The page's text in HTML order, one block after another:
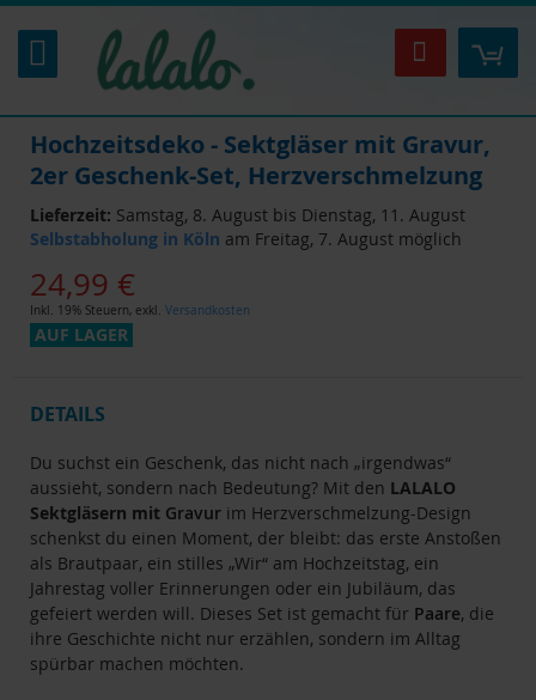
Inhalt
springen
Suche
Hochzeitsdeko - Sektgläser mit Gravur,
2er Geschenk-Set, Herzverschmelzung
Lieferzeit: Samstag, 8. August bis Dienstag, 11. August
Selbstabholung in Köln am Freitag, 7. August möglich
24,99 €
Inkl. 19% Steuern, exkl. Versandkosten
AUF LAGER
DETAILS
Du suchst ein Geschenk, das nicht nach „irgendwas“
aussieht, sondern nach Bedeutung? Mit den LALALO
Sektgläsern mit Gravur im Herzverschmelzung-Design
schenkst du einen Moment, der bleibt: das erste Anstoßen
als Brautpaar, ein stilles „Wir“ am Hochzeitstag, ein
Jahrestag voller Erinnerungen oder ein Jubiläum, das
gefeiert werden will. Dieses Set ist gemacht für Paare, die
ihre Geschichte nicht nur erzählen, sondern im Alltag
spürbar machen möchten.